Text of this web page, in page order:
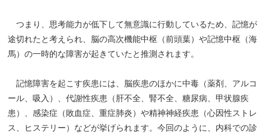
つまり、思考能力が低下して無意識に行動しているため、記憶が
途切れたと考えられ、脳の高次機能中枢（前頭葉）や記憶中枢（海
馬）の一時的な障害が起きていたと推測されます。
記憶障害を起こす疾患には、脳疾患のほかに中毒（薬剤、アルコ
ール、吸入）、代謝性疾患（肝不全、腎不全、糖尿病、甲状腺疾
患）、感染症（敗血症、重症肺炎）や精神神経疾患（心因性ストレ
ス、ヒステリー）などが挙げられます。今回のように、内科での診